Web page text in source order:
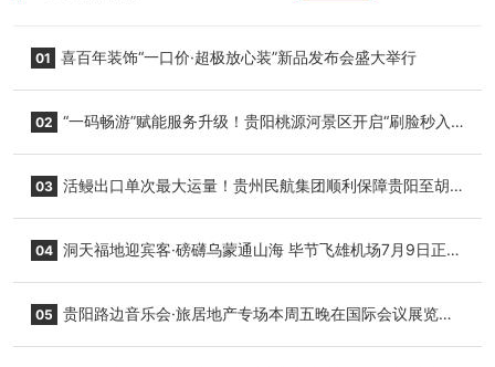
01 喜百年装饰“一口价·超极放心装”新品发布会盛大举行
02 “一码畅游”赋能服务升级！贵阳桃源河景区开启“刷脸秒入
03 活鳗出口单次最大运量！贵州民航集团顺利保障贵阳至胡
04 洞天福地迎宾客·磅礴乌蒙通山海 毕节飞雄机场7月9日正式
05 贵阳路边音乐会·旅居地产专场本周五晚在国际会议展览中